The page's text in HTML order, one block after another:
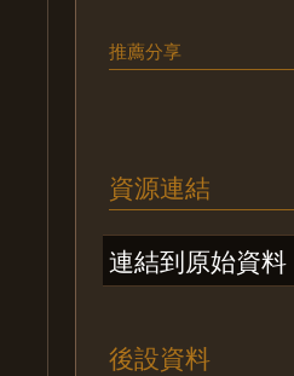
推薦分享
資源連結
連結到原始資料
後設資料